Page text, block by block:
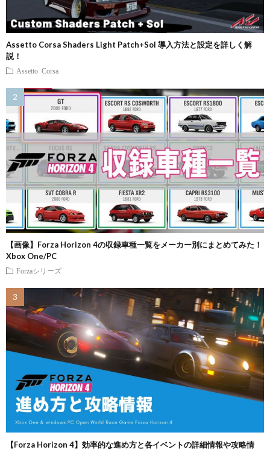
Assetto Corsa Shaders Light Patch+Sol 導入方法と設定を詳しく解
説！
Assetto Corsa
【画像】Forza Horizon 4の収録車種一覧をメーカー別にまとめてみた！
Xbox One/PC
Forzaシリーズ
【Forza Horizon 4】効率的な進め方と各イベントの詳細情報や攻略情